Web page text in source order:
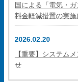
国による「電気・
料金軽減措置の実施
2026.02.20
【重要】システム
せ